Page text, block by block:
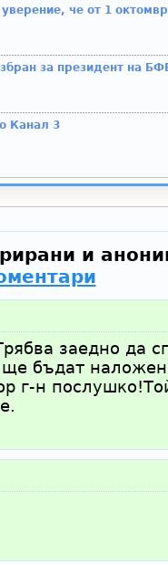
че от 1
за президент на
Канал 3
и
заедно да
бъдат
г-н